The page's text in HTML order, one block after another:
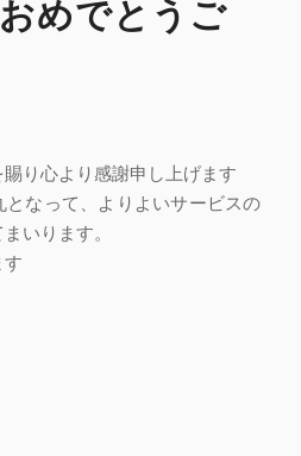
めでとうご
り心より感謝申し上げます
なって、よりよいサービスの
いります。
す